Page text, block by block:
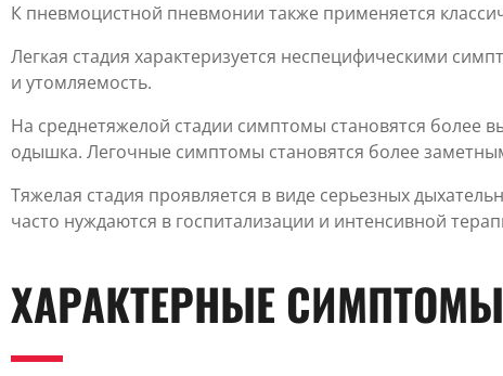
К пневмоцистной пневмонии также применяется
Легкая стадия характеризуется неспецифическими
и утомляемость.
На среднетяжелой стадии симптомы становятся более
одышка. Легочные симптомы становятся более
Тяжелая стадия проявляется в виде серьезных
часто нуждаются в госпитализации и интенсивной
ХАРАКТЕРНЫЕ СИМПТОМЫ